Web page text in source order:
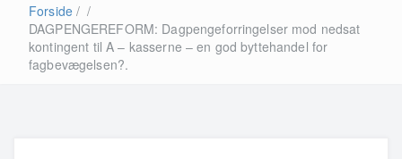
Forside / /
DAGPENGEREFORM: Dagpengeforringelser mod nedsat
kontingent til A – kasserne – en god byttehandel for
fagbevægelsen?.